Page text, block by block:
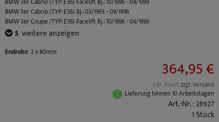
BMW 3er Cabrio (TYP: E36) Facelift Bj.: 10/1996 - 04/1999
BMW 3er Cabrio (TYP: E36) Bj.: 03/1993 - 09/1996
BMW 3er Coupe (TYP: E36) Facelift Bj.: 10/1996 - 04/1999
BMW 3er Coupe (TYP: E36) Bj.: 03/1992 - 09/1996
BMW 3er Limousine (TYP: E36) Bj.: 09/1990 - 09/1996
5 weitere anzeigen
Endrohr: 2 x 80mm
364,95 €
inkl. Mwstzzgl. Versand
Lieferung binnen 10 Arbeitstagen
Art.-Nr. : 28927
1 Stück